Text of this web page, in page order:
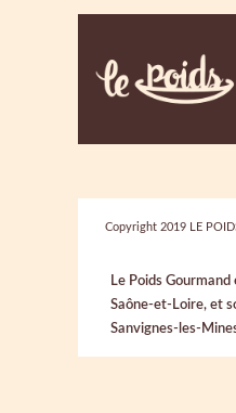
Copyright 2019 LE
Le Poids
Saône-et-Loire, et
Sanvignes-les-